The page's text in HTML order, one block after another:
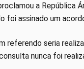
a República
foi assinado um
referendo seria
nunca foi